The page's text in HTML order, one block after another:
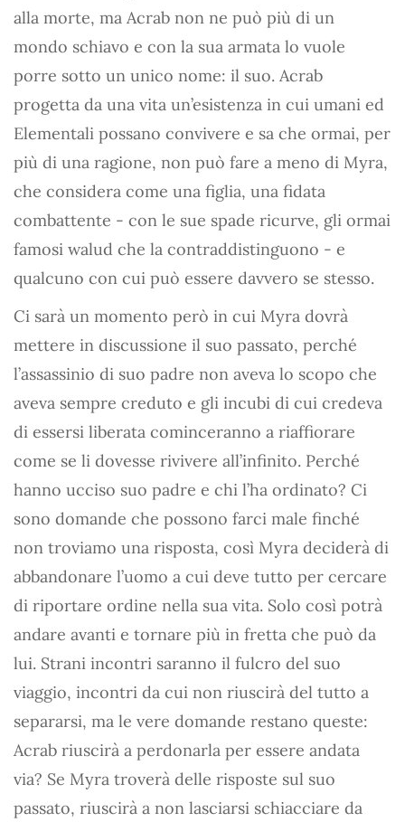
alla morte, ma Acrab non ne può più di un
mondo schiavo e con la sua armata lo vuole
porre sotto un unico nome: il suo. Acrab
progetta da una vita un’esistenza in cui umani ed
Elementali possano convivere e sa che ormai, per
più di una ragione, non può fare a meno di Myra,
che considera come una figlia, una fidata
combattente - con le sue spade ricurve, gli ormai
famosi walud che la contraddistinguono - e
qualcuno con cui può essere davvero se stesso.
Ci sarà un momento però in cui Myra dovrà
mettere in discussione il suo passato, perché
l’assassinio di suo padre non aveva lo scopo che
aveva sempre creduto e gli incubi di cui credeva
di essersi liberata cominceranno a riaffiorare
come se li dovesse rivivere all’infinito. Perché
hanno ucciso suo padre e chi l’ha ordinato? Ci
sono domande che possono farci male finché
non troviamo una risposta, così Myra deciderà di
abbandonare l’uomo a cui deve tutto per cercare
di riportare ordine nella sua vita. Solo così potrà
andare avanti e tornare più in fretta che può da
lui. Strani incontri saranno il fulcro del suo
viaggio, incontri da cui non riuscirà del tutto a
separarsi, ma le vere domande restano queste:
Acrab riuscirà a perdonarla per essere andata
via? Se Myra troverà delle risposte sul suo
passato, riuscirà a non lasciarsi schiacciare da